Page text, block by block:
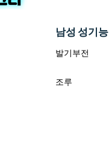
남성 성기능
발기부전
조루